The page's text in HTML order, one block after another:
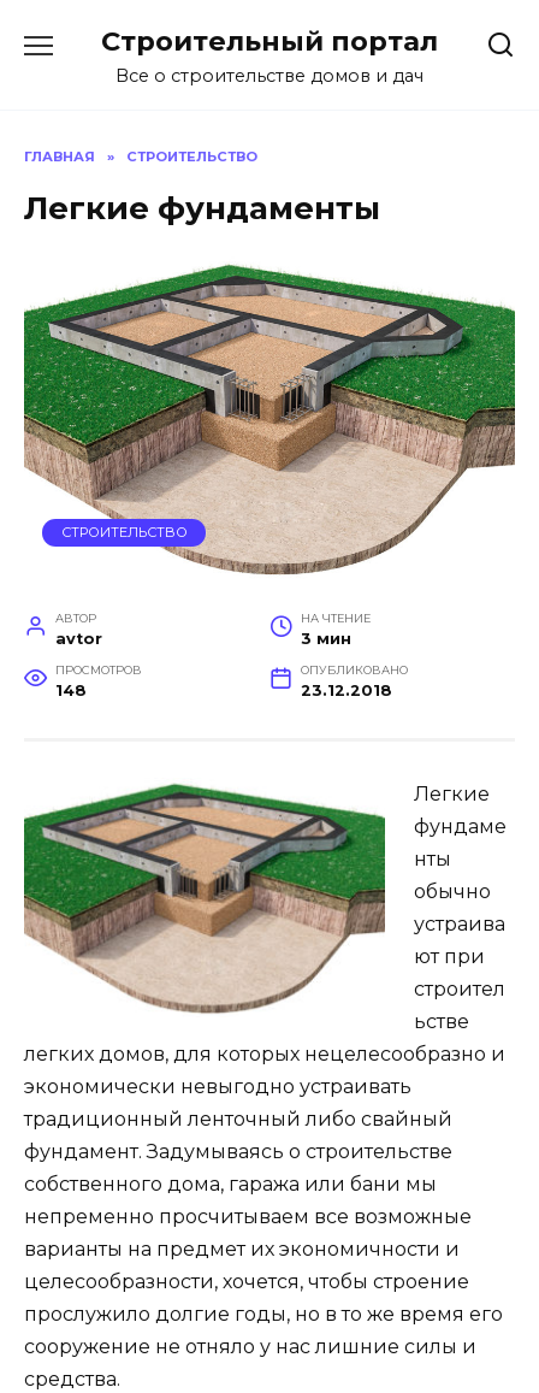
содержанию
Строительный портал
Все о строительстве домов и дач
ГЛАВНАЯ » СТРОИТЕЛЬСТВО
Легкие фундаменты
СТРОИТЕЛЬСТВО
АВТОР
avtor
НА ЧТЕНИЕ
3 мин
ПРОСМОТРОВ
148
ОПУБЛИКОВАНО
23.12.2018
Легкие
фундаме
нты
обычно
устраива
ют при
строител
ьстве
легких домов, для которых нецелесообразно и
экономически невыгодно устраивать
традиционный ленточный либо свайный
фундамент. Задумываясь о строительстве
собственного дома, гаража или бани мы
непременно просчитываем все возможные
варианты на предмет их экономичности и
целесообразности, хочется, чтобы строение
прослужило долгие годы, но в то же время его
сооружение не отняло у нас лишние силы и
средства.